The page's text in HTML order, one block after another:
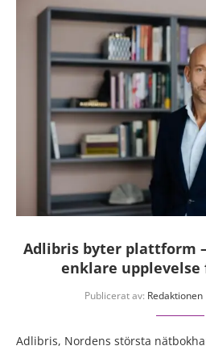
Adlibris byter plattform
enklare
Publicerat av: Redaktionen
Adlibris, Nordens största